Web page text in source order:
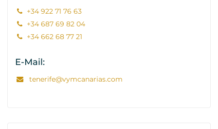
+34 922 71 76 63
+34 687 69 82 04
+34 662 68 77 21
E-Mail:
tenerife@vymcanarias.com